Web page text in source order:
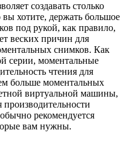
создавать столько
хотите, держать большое
под рукой, как правило,
веских причин для
снимков. Как
серии, моментальные
чтения для
больше моментальных
виртуальной машины,
рекомендуется
вам нужны.